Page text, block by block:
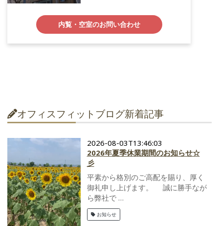
内覧・空室のお問い合わせ
オフィスフィットブログ新着記事
2026-08-03T13:46:03
2026年夏季休業期間のお知らせ☆
彡
平素から格別のご高配を賜り、厚く
御礼申し上げます。 誠に勝手なが
ら弊社で …
お知らせ